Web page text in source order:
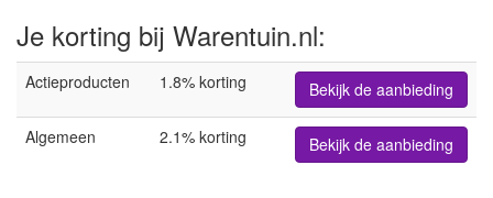
Je korting bij Warentuin.nl:
Actieproducten 1.8% korting Bekijk de aanbieding
Algemeen 2.1% korting Bekijk de aanbieding